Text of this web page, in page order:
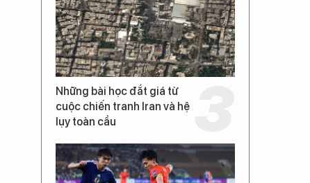
Những bài học đắt giá từ
cuộc chiến tranh Iran và hệ
lụy toàn cầu